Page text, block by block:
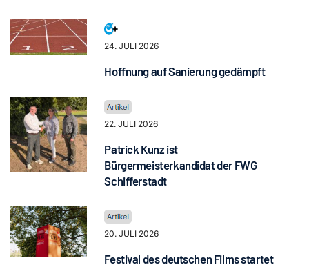
24. JULI 2026
Hoffnung auf Sanierung gedämpft
22. JULI 2026
Patrick Kunz ist
Bürgermeisterkandidat der FWG
Schifferstadt
20. JULI 2026
Festival des deutschen Films startet